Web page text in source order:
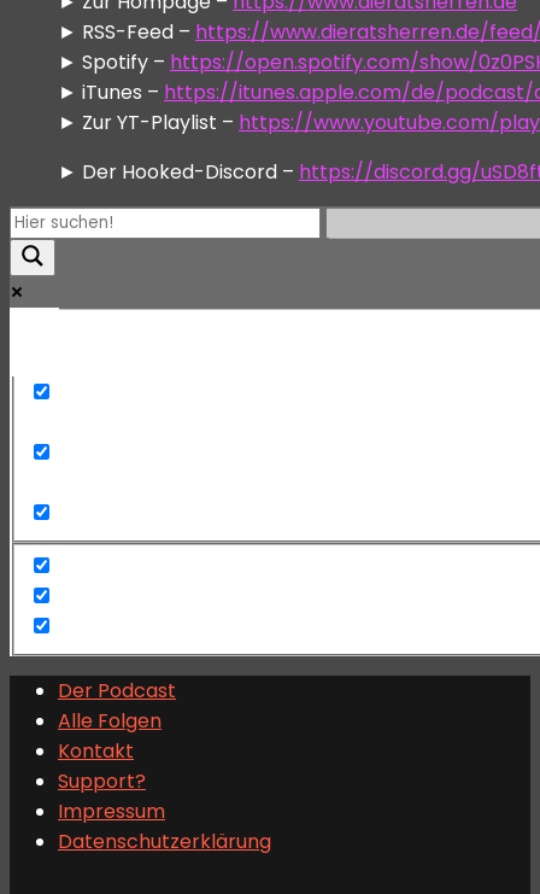
► RSS-Feed – https://www.dieratsherren.de/
► Spotify – https://open.spotify.com/show/
► iTunes – https://itunes.apple.com/de/podcast/
► Zur YT-Playlist – https://www.youtube.com/
► Der Hooked-Discord – https://discord.gg/
Der Podcast
Alle Folgen
Kontakt
Support?
Impressum
Datenschutzerklärung